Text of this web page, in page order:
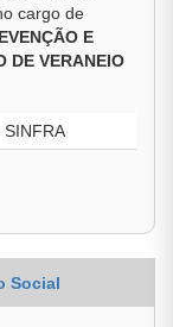
cargo de
E
DE VERANEIO
SINFRA
Social